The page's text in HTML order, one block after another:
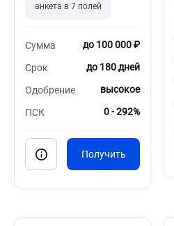
анкета в 7 полей
Сумма до 100 000 ₽
Срок до 180 дней
Одобрение высокое
ПСК 0 - 292%